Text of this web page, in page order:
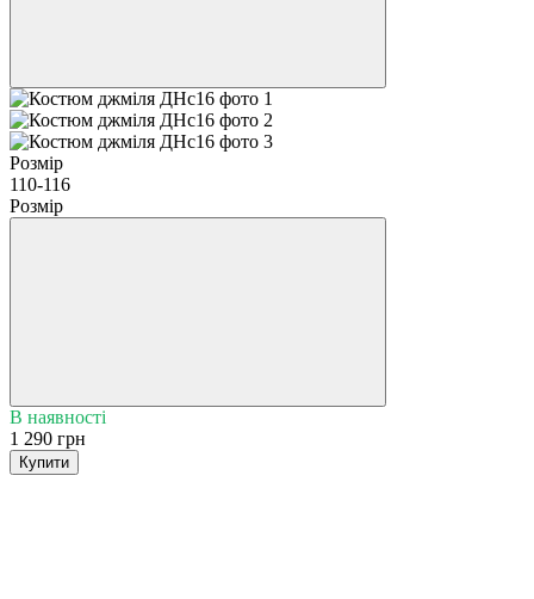
Розмір
110-116
Розмір
В наявності
1 290 грн
Купити